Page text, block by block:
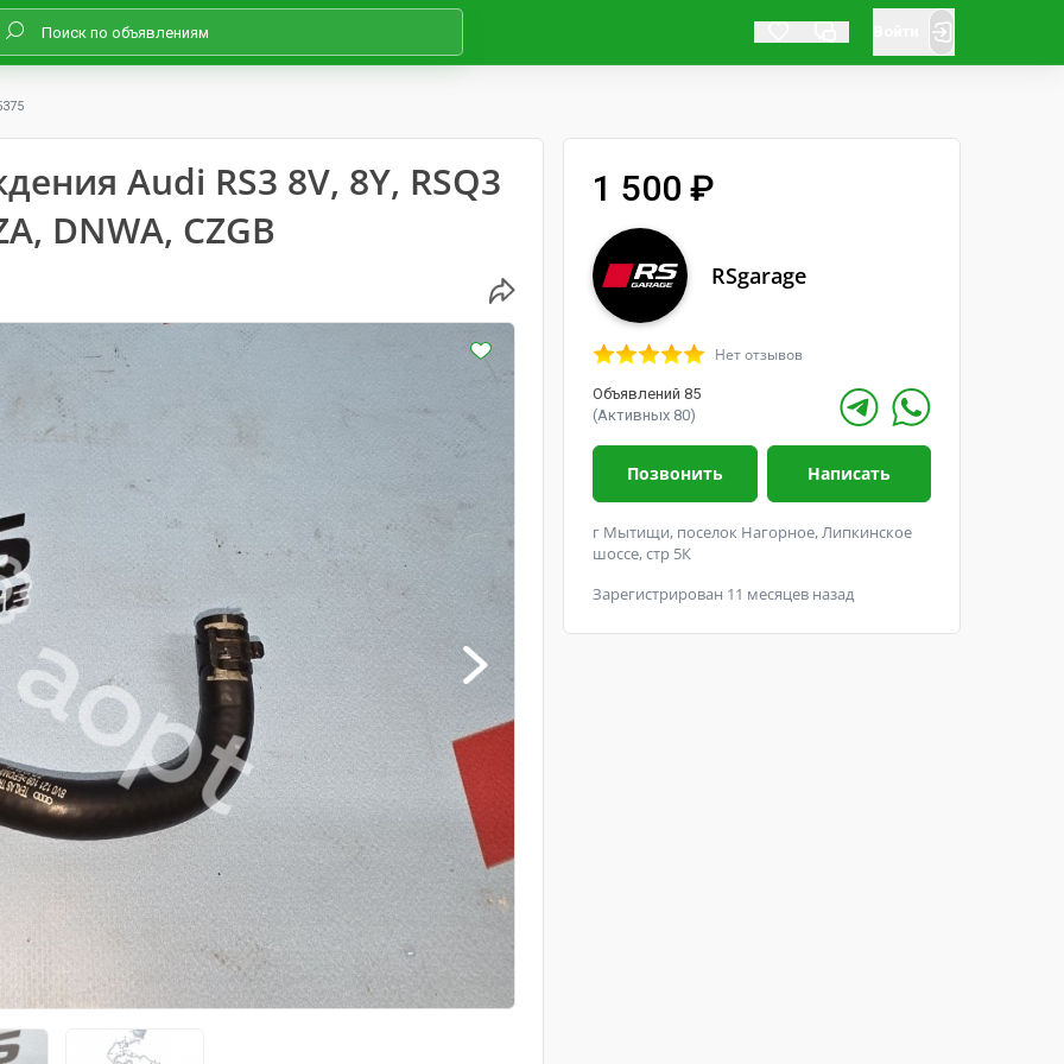
Audi RS3 8V, 8Y, RSQ3
DNWA, CZGB
1 500 ₽
RSgarage
Нет отзывов
Объявлений 85
(Активных 80)
Позвонить Написать
г Мытищи, поселок Нагорное, Липкинское
шоссе, стр 5К
Зарегистрирован 11 месяцев назад